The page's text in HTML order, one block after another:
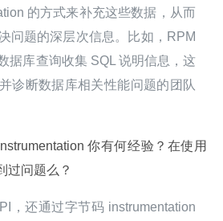
的方式来补充这些数据，从而
问题的深层次信息。比如，RPM
据库查询收集 SQL 说明信息，这
诊断数据库相关性能问题的团队
你有何经验？在使用
过问题么？
，还通过字节码 instrumentation